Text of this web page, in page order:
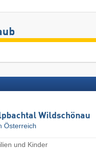
Wildschönau
Österreich
und Kinder